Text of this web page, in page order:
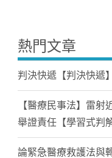
熱門文章
判決快遞【判決快遞】
【醫療民事法】雷
舉證責任【學習式判
論緊急醫療救護法與